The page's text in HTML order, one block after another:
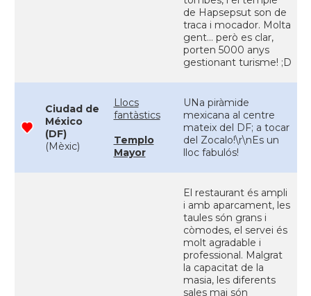
de Hapsepsut son de
traca i mocador. Molta
gent... però es clar,
porten 5000 anys
gestionant turisme! ;D
Ciudad de
México
(DF)
(Mèxic)
Llocs
fantàstics
Templo
Mayor
UNa piràmide
mexicana al centre
mateix del DF; a tocar
del Zocalo!\r\nEs un
lloc fabulós!
El restaurant és ampli
i amb aparcament, les
taules són grans i
còmodes, el servei és
molt agradable i
professional. Malgrat
la capacitat de la
masia, les diferents
sales mai són